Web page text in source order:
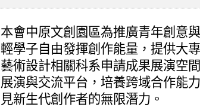
本會中原文創園區為推廣青年創意
輕學子自由發揮創作能量，提供大
藝術設計相關科系申請成果展演空
展演與交流平台，培養跨域合作能
見新生代創作者的無限潛力。